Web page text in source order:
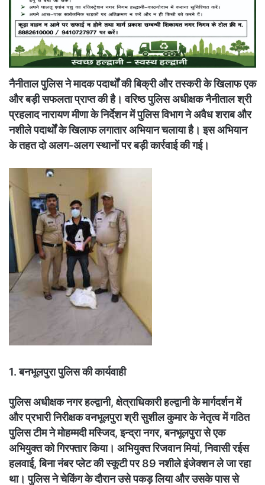
नैनीताल पुलिस ने मादक पदार्थों की बिक्री और तस्करी के खिलाफ एक
और बड़ी सफलता प्राप्त की है। वरिष्ठ पुलिस अधीक्षक नैनीताल श्री
प्रहलाद नारायण मीणा के निर्देशन में पुलिस विभाग ने अवैध शराब और
नशीले पदार्थों के खिलाफ लगातार अभियान चलाया है। इस अभियान
के तहत दो अलग-अलग स्थानों पर बड़ी कार्रवाई की गई।
1. बनभूलपुरा पुलिस की कार्यवाही
पुलिस अधीक्षक नगर हल्द्वानी, क्षेत्राधिकारी हल्द्वानी के मार्गदर्शन में
और प्रभारी निरीक्षक वनभूलपुरा श्री सुशील कुमार के नेतृत्व में गठित
पुलिस टीम ने मोहम्मदी मस्जिद, इन्द्रा नगर, बनभूलपुरा से एक
अभियुक्त को गिरफ्तार किया। अभियुक्त रिजवान मियां, निवासी रईस
हलवाई, बिना नंबर प्लेट की स्कूटी पर 89 नशीले इंजेक्शन ले जा रहा
था। पुलिस ने चेकिंग के दौरान उसे पकड़ लिया और उसके पास से